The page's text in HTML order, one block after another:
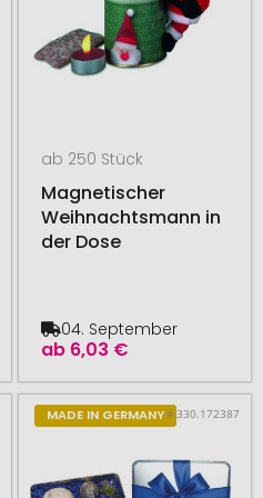
ab 250 Stück
Magnetischer
Weihnachtsmann in
der Dose
ab 6,03 €
04. September
MADE IN GERMANY# 330.172387